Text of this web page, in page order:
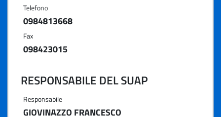
Telefono
0984813668
Fax
098423015
RESPONSABILE DEL SUAP
Responsabile
GIOVINAZZO FRANCESCO